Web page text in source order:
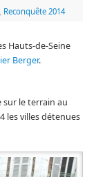
Reconquête 2014
Hauts-de-Seine
Berger.
sur le terrain au
les villes détenues